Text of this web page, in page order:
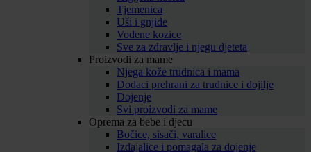
Tjemenica
Uši i gnjide
Vodene kozice
Sve za zdravlje i njegu djeteta
Proizvodi za mame
Njega kože trudnica i mama
Dodaci prehrani za trudnice i dojilje
Dojenje
Svi proizvodi za mame
Oprema za bebe i djecu
Bočice, sisači, varalice
Izdajalice i pomagala za dojenje